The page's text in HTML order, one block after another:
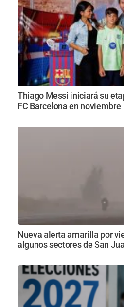
Thiago Messi iniciará su
FC Barcelona en noviembre
Nueva alerta amarilla por
algunos sectores de San